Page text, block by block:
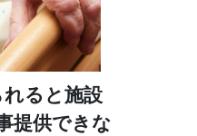
ると施設
提供できな